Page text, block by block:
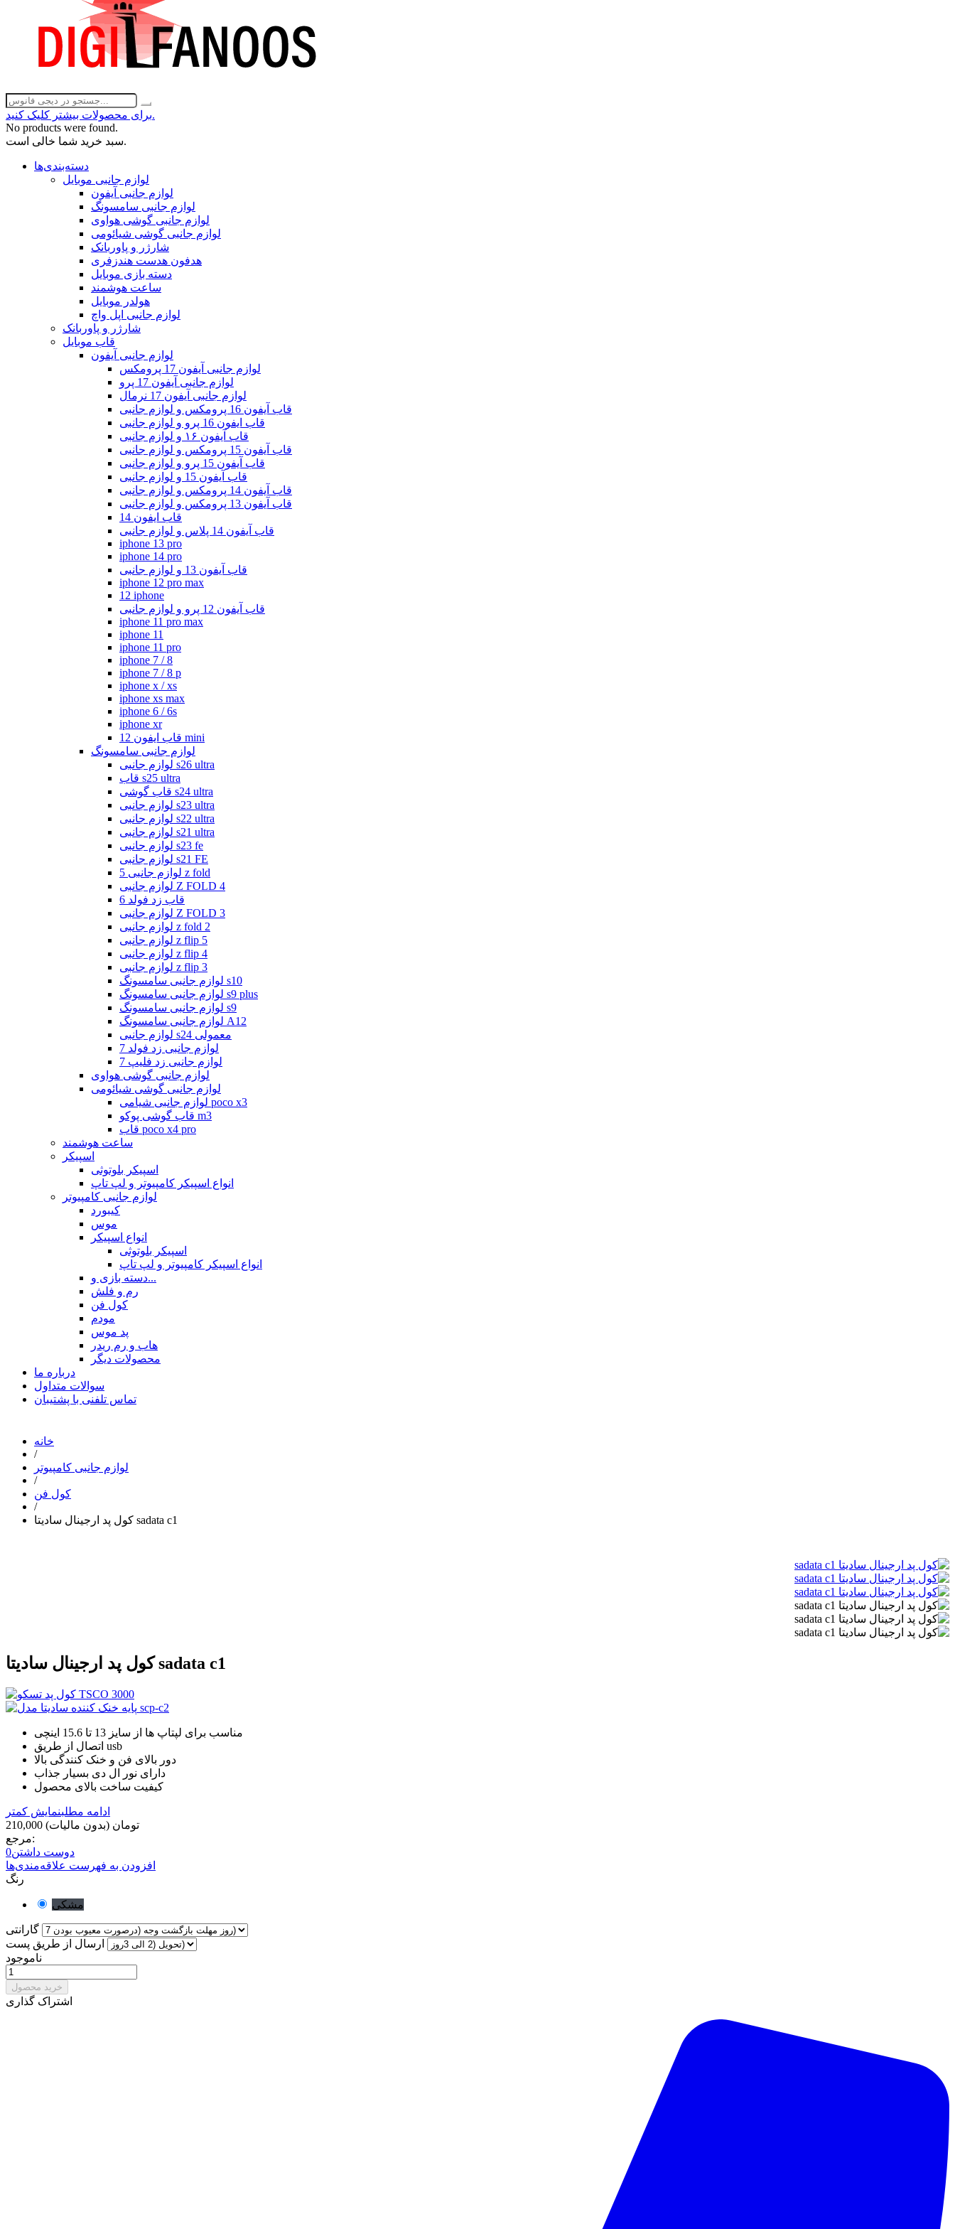
برای محصولات بیشتر کلیک کنید.
No products were found.
سبد خرید شما خالی است.
دسته‌بندی‌ها
لوازم جانبی موبایل
لوازم جانبی آیفون
لوازم جانبی سامسونگ
لوازم جانبی گوشی هواوی
لوازم جانبی گوشی شیائومی
شارژر و پاوربانک
هدفون هدست هندزفری
دسته بازی موبایل
ساعت هوشمند
هولدر موبایل
لوازم جانبی اپل واچ
شارژر و پاوربانک
قاب موبایل
لوازم جانبی آیفون
لوازم جانبی آیفون 17 پرومکس
لوازم جانبی آیفون 17 پرو
لوازم جانبی آیفون 17 نرمال
قاب آیفون 16 پرومکس و لوازم جانبی
قاب ایفون 16 پرو و لوازم جانبی
قاب آیفون ۱۶ و لوازم جانبی
قاب آیفون 15 پرومکس و لوازم جانبی
قاب آیفون 15 پرو و لوازم جانبی
قاب آیفون 15 و لوازم جانبی
قاب آیفون 14 پرومکس و لوازم جانبی
قاب آیفون 13 پرومکس و لوازم جانبی
قاب ایفون 14
قاب آیفون 14 پلاس و لوازم جانبی
iphone 13 pro
iphone 14 pro
قاب آیفون 13 و لوازم جانبی
iphone 12 pro max
12 iphone
قاب آیفون 12 پرو و لوازم جانبی
iphone 11 pro max
iphone 11
iphone 11 pro
iphone 7 / 8
iphone 7 / 8 p
iphone x / xs
iphone xs max
iphone 6 / 6s
iphone xr
قاب ایفون 12 mini
لوازم جانبی سامسونگ
لوازم جانبی s26 ultra
قاب s25 ultra
قاب گوشی s24 ultra
لوازم جانبی s23 ultra
لوازم جانبی s22 ultra
لوازم جانبی s21 ultra
لوازم جانبی s23 fe
لوازم جانبی s21 FE
لوازم جانبی 5 z fold
لوازم جانبی Z FOLD 4
قاب زد فولد 6
لوازم جانبی Z FOLD 3
لوازم جانبی z fold 2
لوازم جانبی z flip 5
لوازم جانبی z flip 4
لوازم جانبی z flip 3
لوازم جانبی سامسونگ s10
لوازم جانبی سامسونگ s9 plus
لوازم جانبی سامسونگ s9
لوازم جانبی سامسونگ A12
لوازم جانبی s24 معمولی
لوازم جانبی زد فولد 7
لوازم جانبی زد فلیپ 7
لوازم جانبی گوشی هواوی
لوازم جانبی گوشی شیائومی
لوازم جانبی شیامی poco x3
قاب گوشی پوکو m3
قاب poco x4 pro
ساعت هوشمند
اسپیکر
اسپیکر بلوتوثی
انواع اسپیکر کامپیوتر و لپ تاپ
لوازم جانبی کامپیوتر
کیبورد
موس
انواع اسپیکر
اسپیکر بلوتوثی
انواع اسپیکر کامپیوتر و لپ تاپ
دسته بازی و...
رم و فلش
کول فن
مودم
پد موس
هاب و رم ریدر
محصولات دیگر
درباره ما
سوالات متداول
تماس تلفنی با پشتیبان
خانه
/
لوازم جانبی کامپیوتر
/
کول فن
/
کول پد ارجینال سادیتا sadata c1
کول پد ارجینال سادیتا sadata c1
مناسب برای لپتاپ ها از سایز 13 تا 15.6 اینچی
اتصال از طریق usb
دور بالای فن و خنک کنندگی بالا
دارای نور ال دی بسیار جذاب
کیفیت ساخت بالای محصول
ادامه مطلبنمایش کمتر
210,000 تومان (بدون مالیات)
مرجع:
دوست داشتن0
افزودن به فهرست علاقه‌مندی‌ها
رنگ
مشکی
گارانتی
ارسال از طریق پست
ناموجود
خرید محصول
اشتراک گذاری